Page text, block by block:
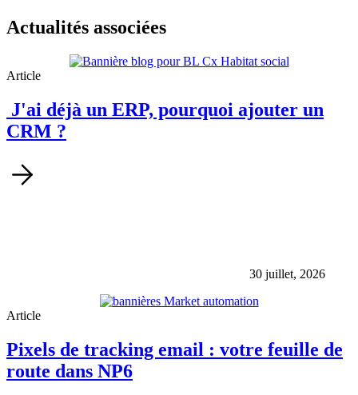
Actualités associées
Article
J'ai déjà un ERP, pourquoi ajouter un
CRM ?
30 juillet, 2026
Article
Pixels de tracking email : votre feuille de
route dans NP6